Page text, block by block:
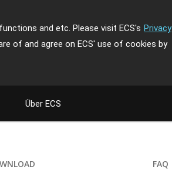
and etc. Please visit ECS's Privacy
of and agree on ECS' use of cookies by
Über ECS
FAQ